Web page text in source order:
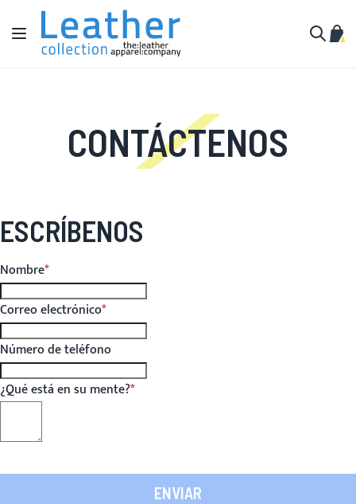
Ir al contenido
Toggle Nav
Mi
CONTÁCTENOS
ESCRÍBENOS
Nombre
Correo electrónico
Número de teléfono
¿Qué está en su mente?
ENVIAR